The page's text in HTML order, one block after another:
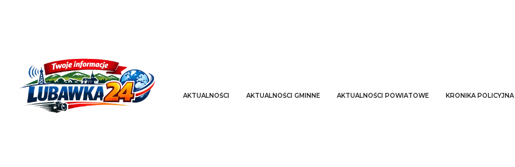
AKTUALNOŚCI AKTUALNOŚCI GMINNE AKTUALNOŚCI POWIATOWE KRONIKA POLICYJNA